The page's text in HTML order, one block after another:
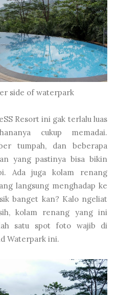
side of waterpark
Resort ini gak terlalu luas
cukup memadai.
tumpah, dan beberapa
yang pastinya bisa bikin
Ada juga kolam renang
langsung menghadap ke
banget kan? Kalo ngeliat
kolam renang yang ini
satu spot foto wajib di
Waterpark ini.